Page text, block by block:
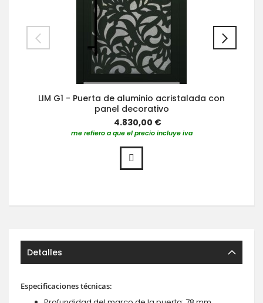
LIM G1 - Puerta de aluminio acristalada con
panel decorativo
4.830,00 €
me refiero a que el precio incluye iva
Detalles
Especificaciones técnicas: